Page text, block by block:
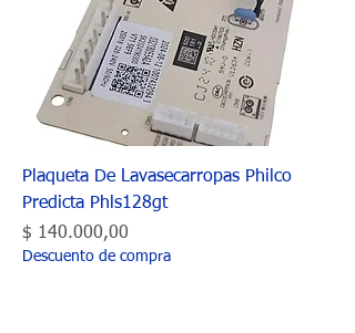
Plaqueta De Lavasecarropas Philco
Predicta Phls128gt
Precio
$ 140.000,00
Descuento de compra